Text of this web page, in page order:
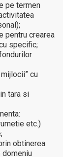
pe termen
pentru crearea
specific;
cu
tara si
etc.)
obtinerea
domeniu